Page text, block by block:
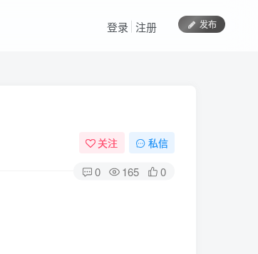
发布
登录 注册
关注 私信
0 165 0